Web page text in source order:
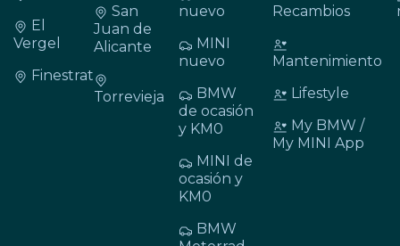
El
Vergel
Finestrat
San
Juan de
Alicante
Torrevieja
nuevo
MINI
nuevo
BMW
de ocasión
y KM0
MINI de
ocasión y
KM0
BMW
Recambios
Mantenimiento
Lifestyle
My BMW /
My MINI App